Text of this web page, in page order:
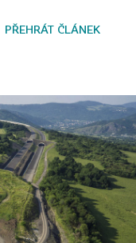
PŘEHRÁT ČLÁNEK